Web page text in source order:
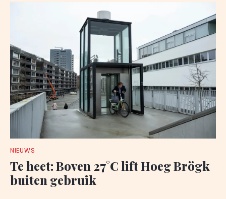
NIEUWS
Te heet: Boven 27°C lift Hoeg Brögk
buiten gebruik